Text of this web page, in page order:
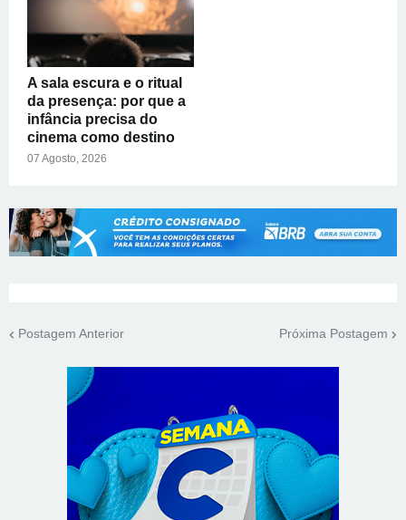
A sala escura e o ritual
da presença: por que a
infância precisa do
cinema como destino
07 Agosto, 2026
Postagem Anterior Próxima Postagem